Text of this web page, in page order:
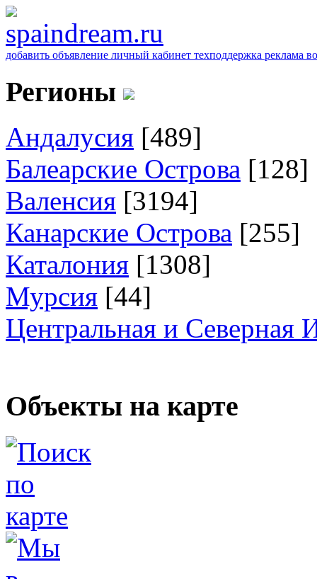
добавить объявление личный кабинет техподдержка реклама
Регионы
Андалусия [489]
Балеарские Острова [128]
Валенсия [3194]
Канарские Острова [255]
Каталония [1308]
Мурсия [44]
Центральная и Северная
Объекты на карте